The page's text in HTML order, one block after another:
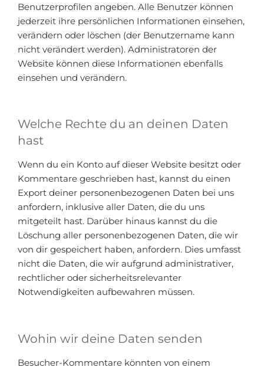
Benutzerprofilen angeben. Alle Benutzer können
jederzeit ihre persönlichen Informationen einsehen,
verändern oder löschen (der Benutzername kann
nicht verändert werden). Administratoren der
Website können diese Informationen ebenfalls
einsehen und verändern.
Welche Rechte du an deinen Daten
hast
Wenn du ein Konto auf dieser Website besitzt oder
Kommentare geschrieben hast, kannst du einen
Export deiner personenbezogenen Daten bei uns
anfordern, inklusive aller Daten, die du uns
mitgeteilt hast. Darüber hinaus kannst du die
Löschung aller personenbezogenen Daten, die wir
von dir gespeichert haben, anfordern. Dies umfasst
nicht die Daten, die wir aufgrund administrativer,
rechtlicher oder sicherheitsrelevanter
Notwendigkeiten aufbewahren müssen.
Wohin wir deine Daten senden
Besucher-Kommentare könnten von einem